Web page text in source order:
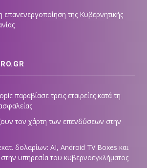
της Κυβερνητικής
παραβίασε τρεις εταιρείες κατά τη
τον χάρτη των επενδύσεων στην
δολαρίων: AI, Android TV Boxes και
στην υπηρεσία του κυβερνοεγκλήματος